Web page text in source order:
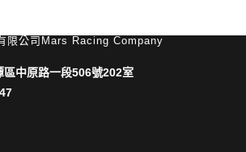
限公司Mars Racing Company
區中原路一段506號202室